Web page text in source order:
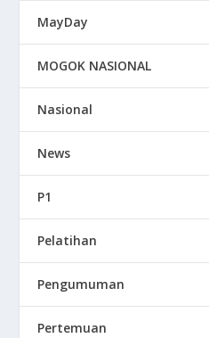
MayDay
MOGOK NASIONAL
Nasional
News
P1
Pelatihan
Pengumuman
Pertemuan